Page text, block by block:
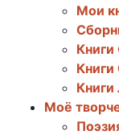
Мои
Моё